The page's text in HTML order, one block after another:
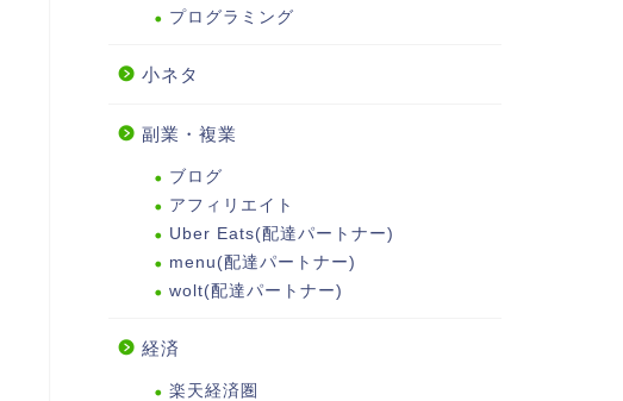
プログラミング
小ネタ
副業・複業
ブログ
アフィリエイト
Uber Eats(配達パートナー)
menu(配達パートナー)
wolt(配達パートナー)
経済
楽天経済圏